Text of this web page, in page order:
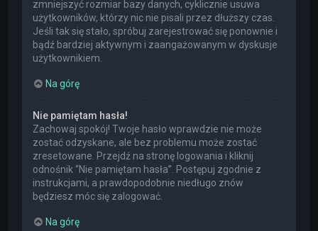
zmniejszyć rozmiar bazy danych, cyklicznie usuwa
użytkowników, którzy nic nie pisali przez dłuższy czas.
Jeśli tak się stało, spróbuj zarejestrować się ponownie i
bądź bardziej aktywnym i zaangażowanym w dyskusje
użytkownikiem.
Na górę
Nie pamiętam hasła!
Zachowaj spokój! Twoje hasło wprawdzie nie może
zostać odzyskane, ale bez problemu może zostać
zresetowane. Przejdź na stronę logowania i kliknij
odnośnik “Nie pamiętam hasła”. Postępuj zgodnie z
instrukcjami, a prawdopodobnie niedługo znów
będziesz móc się zalogować.
Na górę